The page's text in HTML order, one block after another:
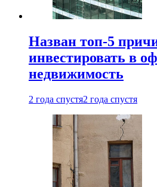
Назван топ-5
инвестировать в
недвижимость
2 года спустя2 года спустя